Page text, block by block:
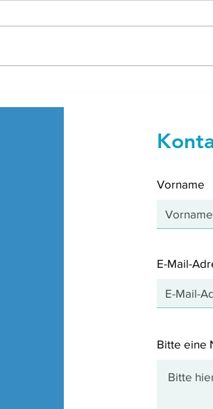
photobiomodulation under
Vorname
E-Mail-
Bitte eine